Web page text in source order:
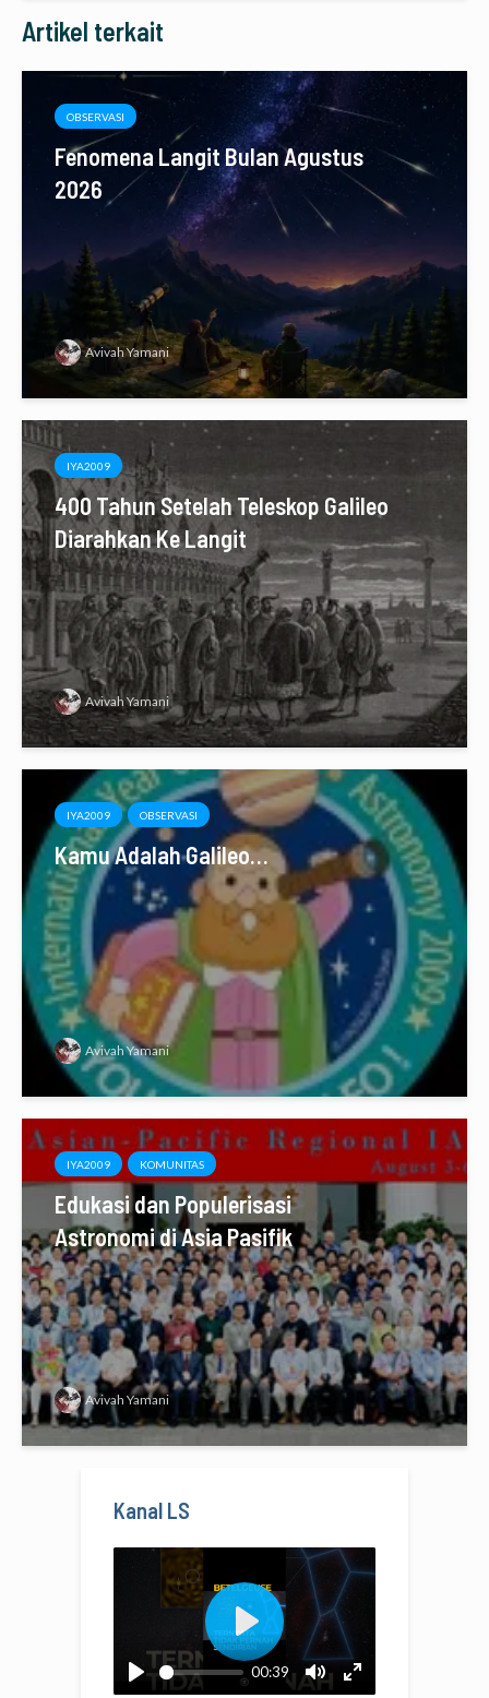
Artikel terkait
OBSERVASI
Fenomena Langit Bulan Agustus
2026
Avivah Yamani
IYA2009
400 Tahun Setelah Teleskop Galileo
Diarahkan Ke Langit
Avivah Yamani
IYA2009 OBSERVASI
Kamu Adalah Galileo…
Avivah Yamani
IYA2009 KOMUNITAS
Edukasi dan Populerisasi
Astronomi di Asia Pasifik
Avivah Yamani
Kanal LS